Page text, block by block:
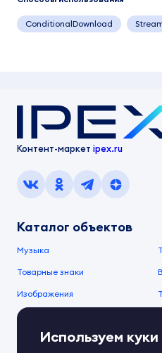
ConditionalDownload
Контент-маркет ipex.ru
Каталог объектов
Музыка
Товарные знаки
Изображения
О компании
О сервисеИспользуем куки